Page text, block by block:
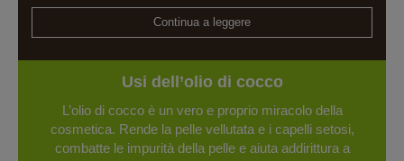
Continua a leggere
Usi dell’olio di cocco
L’olio di cocco è un vero e proprio miracolo della
cosmetica. Rende la pelle vellutata e i capelli setosi,
combatte le impurità della pelle e aiuta addirittura a